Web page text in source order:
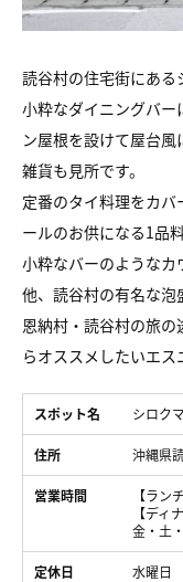
読谷村の住宅街にあ
小粋なダイニングバー
ン屋根を設けて屋台
雑貨も見所です。
定番のタイ料理をカ
ールのお供になる1品
小粋なバーのような
他、読谷村の有名な泡
恩納村・読谷村の旅
らオススメしたいエス
スポット名 シロクマ
住所 沖縄県
営業時間
【ラ
【ディ
金・土
定休日 水曜日